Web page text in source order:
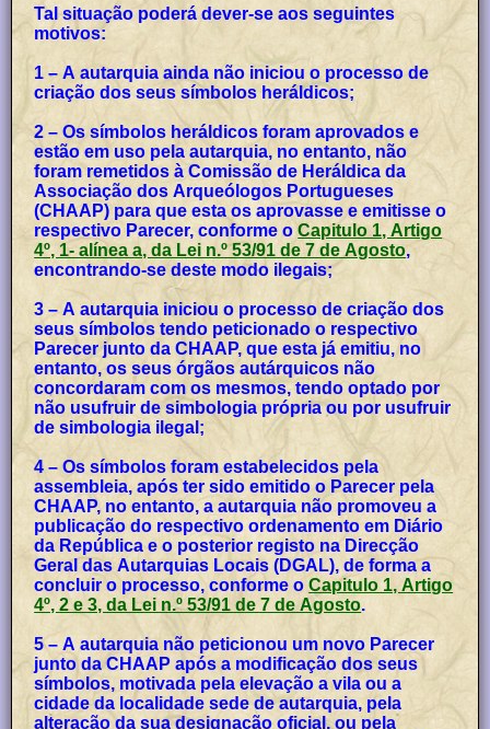
Tal situação poderá dever-se aos seguintes
motivos:
1 – A autarquia ainda não iniciou o processo de
criação dos seus símbolos heráldicos;
2 – Os símbolos heráldicos foram aprovados e
estão em uso pela autarquia, no entanto, não
foram remetidos à Comissão de Heráldica da
Associação dos Arqueólogos Portugueses
(CHAAP) para que esta os aprovasse e emitisse o
respectivo Parecer, conforme oCapitulo 1, Artigo
4º, 1- alínea a, da Lei n.º 53/91 de 7 de Agosto,
encontrando-se deste modo ilegais;
3 – A autarquia iniciou o processo de criação dos
seus símbolos tendo peticionado o respectivo
Parecer junto da CHAAP, que esta já emitiu, no
entanto, os seus órgãos autárquicos não
concordaram com os mesmos, tendo optado por
não usufruir de simbologia própria ou por usufruir
de simbologia ilegal;
4 – Os símbolos foram estabelecidos pela
assembleia, após ter sido emitido o Parecer pela
CHAAP, no entanto, a autarquia não promoveu a
publicação do respectivo ordenamento em Diário
da República e o posterior registo na Direcção
Geral das Autarquias Locais (DGAL), de forma a
concluir o processo, conforme oCapitulo 1, Artigo
4º, 2 e 3, da Lei n.º 53/91 de 7 de Agosto.
5 – A autarquia não peticionou um novo Parecer
junto da CHAAP após a modificação dos seus
símbolos, motivada pela elevação a vila ou a
cidade da localidade sede de autarquia, pela
alteração da sua designação oficial, ou pela